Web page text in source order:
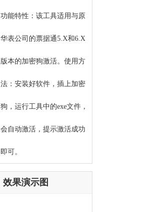
功能特性：该工具适用与原
华表公司的票据通5.X和6.X
版本的加密狗激活。使用方
法：安装好软件，插上加密
狗，运行工具中的exe文件，
会自动激活，提示激活成功
即可。
效果演示图